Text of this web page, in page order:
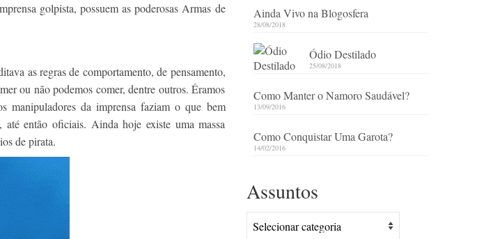
golpista, possuem as poderosas Armas de
as regras de comportamento, de pensamento,
ou não podemos comer, dentre outros. Éramos
manipuladores da imprensa faziam o que bem
então oficiais. Ainda hoje existe uma massa
de pirata.
Ainda Vivo na Blogosfera
28/08/2018
Ódio Destilado
25/08/2018
Como Manter o Namoro Saudável?
13/09/2016
Como Conquistar Uma Garota?
14/02/2016
Assuntos
Assuntos